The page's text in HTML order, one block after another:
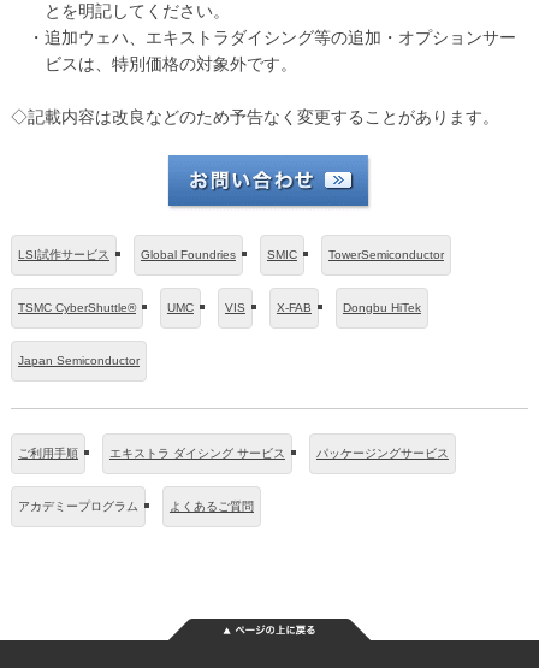
とを明記してください。
・追加ウェハ、エキストラダイシング等の追加・オプションサー
ビスは、特別価格の対象外です。
◇記載内容は改良などのため予告なく変更することがあります。
LSI試作サービス Global Foundries SMIC TowerSemiconductor
TSMC CyberShuttle® UMC VIS X-FAB Dongbu HiTek
Japan Semiconductor
ご利用手順 エキストラ ダイシング サービス パッケージングサービス
アカデミープログラム よくあるご質問